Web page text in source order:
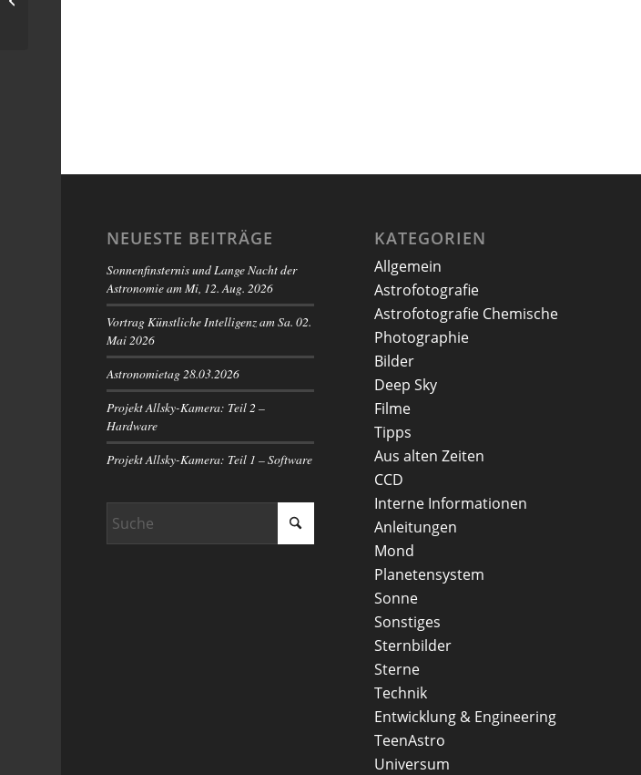
NEUESTE BEITRÄGE
Sonnenfinsternis und Lange Nacht der
Astronomie am Mi, 12. Aug. 2026
Vortrag Künstliche Intelligenz am Sa. 02.
Mai 2026
Astronomietag 28.03.2026
Projekt Allsky-Kamera: Teil 2 –
Hardware
Projekt Allsky-Kamera: Teil 1 – Software
KATEGORIEN
Allgemein
Astrofotografie
Astrofotografie Chemische
Photographie
Bilder
Deep Sky
Filme
Tipps
Aus alten Zeiten
CCD
Interne Informationen
Anleitungen
Mond
Planetensystem
Sonne
Sonstiges
Sternbilder
Sterne
Technik
Entwicklung & Engineering
TeenAstro
Universum